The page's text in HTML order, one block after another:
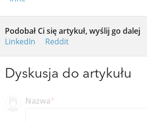
Podobał Ci się artykuł, wyślij go dalej
LinkedIn
Reddit
Dyskusja do artykułu
Nazwa*